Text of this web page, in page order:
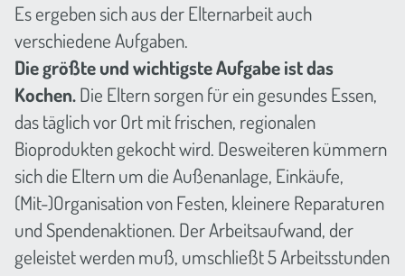
Es ergeben sich aus der Elternarbeit auch
verschiedene Aufgaben.
Die größte und wichtigste Aufgabe ist das
Kochen.Die Eltern sorgen für ein gesundes Essen,
das täglich vor Ort mit frischen, regionalen
Bioprodukten gekocht wird. Desweiteren kümmern
sich die Eltern um die Außenanlage, Einkäufe,
(Mit-)Organisation von Festen, kleinere Reparaturen
und Spendenaktionen. Der Arbeitsaufwand, der
geleistet werden muß, umschließt 5 Arbeitsstunden